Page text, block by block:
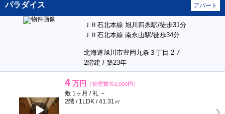
パラダイス アパート
ＪＲ石北本線 旭川四条駅/徒歩31分
ＪＲ石北本線 南永山駅/徒歩34分
北海道旭川市豊岡九条３丁目 2-7
2階建 / 築23年
4 万円 （管理費等2,000円）
敷 1ヶ月 / 礼 －
2階 / 1LDK / 41.31㎡